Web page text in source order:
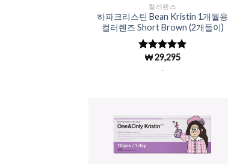
컬러렌즈
하파크리스틴 Bean Kristin 1개월용
컬러렌즈 Short Brown (2개들이)
5 중에서
로 평
₩29,295
Add to
Wishlist